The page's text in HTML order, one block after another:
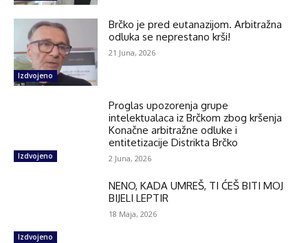
Izdvojeno
Brčko je pred eutanazijom. Arbitražna
odluka se neprestano krši!
21 Juna, 2026
Izdvojeno
Proglas upozorenja grupe
intelektualaca iz Brčkom zbog kršenja
Konačne arbitražne odluke i
entitetizacije Distrikta Brčko
2 Juna, 2026
Izdvojeno
NENO, KADA UMREŠ, TI ĆEŠ BITI MOJ
BIJELI LEPTIR
18 Maja, 2026